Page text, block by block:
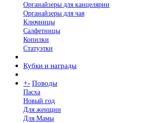
Органайзеры для канцелярии
Органайзеры для чая
Ключницы
Салфетницы
Копилки
Статуэтки
Кубки и награды
+- Поводы
Пасха
Новый год
Для женщин
Для Мамы